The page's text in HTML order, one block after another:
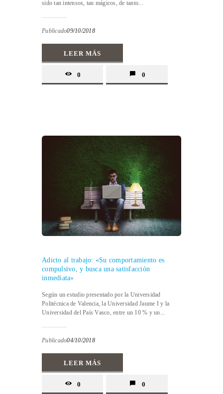
sido tan intensos, tan mágicos, de tanto...
Publicado09/10/2018
LEER MÁS
0 0
Adicto al trabajo: «Su comportamiento es
compulsivo, y busca una satisfacción
inmediata»
Según un estudio presentado por la Universidad
Politécnica de Valencia, la Universidad Jaume I y la
Universidad del País Vasco, entre un 10 % y un...
Publicado04/10/2018
LEER MÁS
0 0